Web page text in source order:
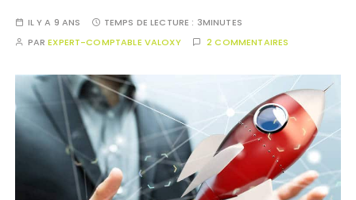
IL Y A 9 ANS TEMPS DE LECTURE : 3MINUTES
PAREXPERT-COMPTABLE VALOXY 2 COMMENTAIRES